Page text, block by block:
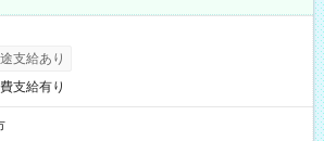
支給あり
支給有り